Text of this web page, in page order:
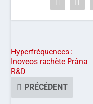
Hyperfréquences :
Inoveos rachète Prâna
R&D
PRÉCÉDENT